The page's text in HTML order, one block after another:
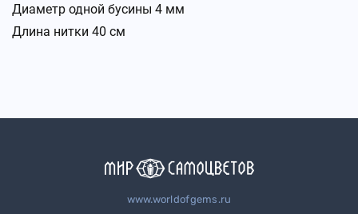
Диаметр одной бусины 4 мм
Длина нитки 40 см
www.worldofgems.ru